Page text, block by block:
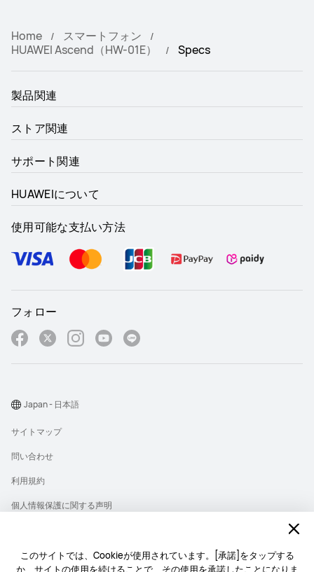
このサイトでは、Cookieが使用されています。[承諾]をタップする
か、サイトの使用を続けることで、その使用を承諾したことになりま
Home
スマートフォン
HUAWEI Ascend（HW-01E）
Specs
製品関連
ストア関連
サポート関連
HUAWEIについて
使用可能な支払い方法
フォロー
サイトマップ
問い合わせ
利用規約
個人情報保護に関する声明
クッキー
Japan - 日本語